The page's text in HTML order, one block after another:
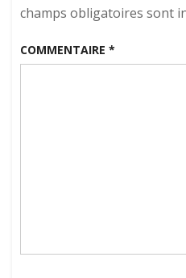
champs obligatoires sont
COMMENTAIRE *